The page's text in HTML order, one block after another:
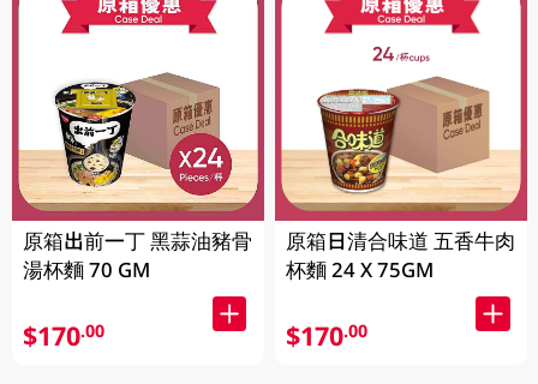
原箱出前一丁 黑蒜油豬骨
湯杯麵 70 GM
$170.00
原箱日清合味道 五香牛肉
杯麵 24 X 75GM
$170.00